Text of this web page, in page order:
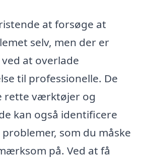
at forsøge at
selv, men der er
at overlade
til professionelle. De
rette værktøjer og
kan også identificere
som du måske
på. Ved at få